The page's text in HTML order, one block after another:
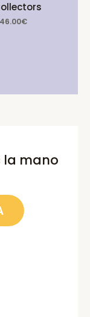
Original
46.00€Current
la mano